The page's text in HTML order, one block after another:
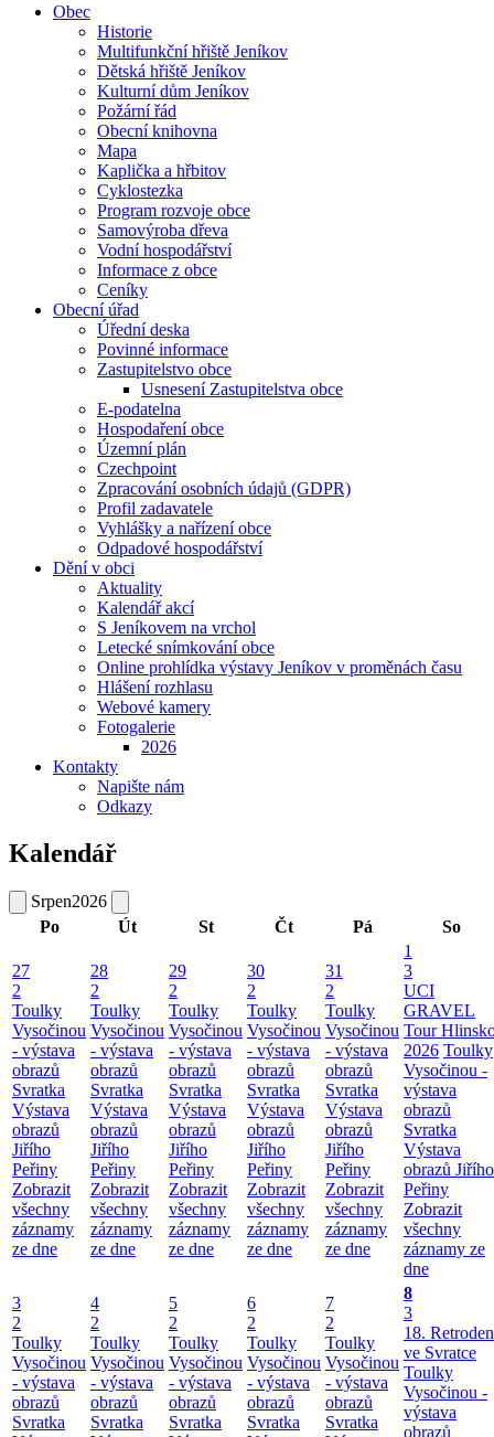
Obec
Historie
Multifunkční hřiště Jeníkov
Dětská hřiště Jeníkov
Kulturní dům Jeníkov
Požární řád
Obecní knihovna
Mapa
Kaplička a hřbitov
Cyklostezka
Program rozvoje obce
Samovýroba dřeva
Vodní hospodářství
Informace z obce
Ceníky
Obecní úřad
Úřední deska
Povinné informace
Zastupitelstvo obce
Usnesení Zastupitelstva obce
E-podatelna
Hospodaření obce
Územní plán
Czechpoint
Zpracování osobních údajů (GDPR)
Profil zadavatele
Vyhlášky a nařízení obce
Odpadové hospodářství
Dění v obci
Aktuality
Kalendář akcí
S Jeníkovem na vrchol
Letecké snímkování obce
Online prohlídka výstavy Jeníkov v proměnách času
Hlášení rozhlasu
Webové kamery
Fotogalerie
2026
Kontakty
Napište nám
Odkazy
Kalendář
Srpen2026
Po
Út St Čt Pá So
27
2
Toulky
Vysočinou
- výstava
obrazů
Svratka
Výstava
obrazů
Jiřího
Peřiny
Zobrazit
všechny
záznamy
ze dne
28
2
Toulky
Vysočinou
- výstava
obrazů
Svratka
Výstava
obrazů
Jiřího
Peřiny
Zobrazit
všechny
záznamy
ze dne
29
2
Toulky
Vysočinou
- výstava
obrazů
Svratka
Výstava
obrazů
Jiřího
Peřiny
Zobrazit
všechny
záznamy
ze dne
30
2
Toulky
Vysočinou
- výstava
obrazů
Svratka
Výstava
obrazů
Jiřího
Peřiny
Zobrazit
všechny
záznamy
ze dne
31
2
Toulky
Vysočinou
- výstava
obrazů
Svratka
Výstava
obrazů
Jiřího
Peřiny
Zobrazit
všechny
záznamy
ze dne
1
3
UCI
GRAVEL
Tour
2026 Toulky
Vysočinou -
výstava
obrazů
Svratka
Výstava
obrazů Jiřího
Peřiny
Zobrazit
všechny
záznamy ze
dne
3
2
Toulky
Vysočinou
- výstava
obrazů
Svratka
4
2
Toulky
Vysočinou
- výstava
obrazů
Svratka
5
2
Toulky
Vysočinou
- výstava
obrazů
Svratka
6
2
Toulky
Vysočinou
- výstava
obrazů
Svratka
7
2
Toulky
Vysočinou
- výstava
obrazů
Svratka
8
3
18. Retroden
ve Svratce
Toulky
Vysočinou -
výstava
obrazů